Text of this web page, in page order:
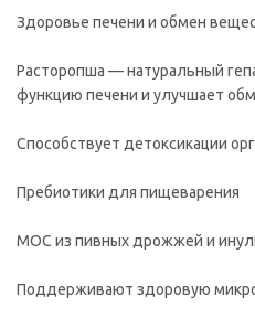
Здоровье печени и обмен
Расторопша — натуральный
функцию печени и улучшает
Способствует детоксикации
Пребиотики для пищеварения
МОС из пивных дрожжей и
Поддерживают здоровую